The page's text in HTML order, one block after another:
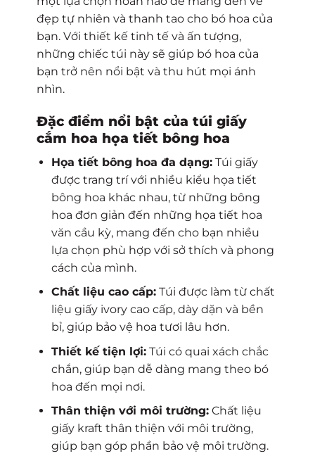
đẹp tự nhiên và thanh tao cho bó hoa của
bạn. Với thiết kế tinh tế và ấn tượng,
những chiếc túi này sẽ giúp bó hoa của
bạn trở nên nổi bật và thu hút mọi ánh
nhìn.
Đặc điểm nổi bật của túi giấy
cắm hoa họa tiết bông hoa
Họa tiết bông hoa đa dạng:Túi giấy
được trang trí với nhiều kiểu họa tiết
bông hoa khác nhau, từ những bông
hoa đơn giản đến những họa tiết hoa
văn cầu kỳ, mang đến cho bạn nhiều
lựa chọn phù hợp với sở thích và phong
cách của mình.
Chất liệu cao cấp:Túi được làm từ chất
liệu giấy ivory cao cấp, dày dặn và bền
bỉ, giúp bảo vệ hoa tươi lâu hơn.
Thiết kế tiện lợi:Túi có quai xách chắc
chắn, giúp bạn dễ dàng mang theo bó
hoa đến mọi nơi.
Thân thiện với môi trường:Chất liệu
giấy kraft thân thiện với môi trường,
giúp bạn góp phần bảo vệ môi trường.